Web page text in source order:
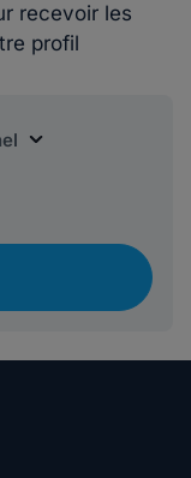
recevoir les
profil